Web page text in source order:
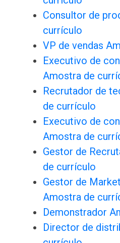
Consultor de
currículo
VP de vendas
Executivo de
Amostra de
Recrutador de
de currículo
Executivo de
Amostra de
Gestor de
de currículo
Gestor de
Amostra de
Demonstrador
Director de